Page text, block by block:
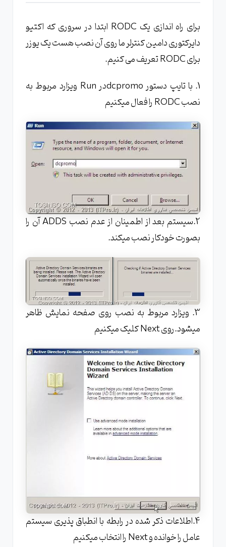
برای راه اندازی یک RODC ابتدا در سروری که اکتیو
دایرکتوری دامین کنترلر ما روی آن نصب هست یک یوزر
برای RODC تعریف می کنیم.
1. با تایپ دستور dcpromoدر Run ویزارد مربوط به
نصب RODC را فعال میکنیم
2.سیستم بعد از اطمینان از عدم نصب ADDS آن را
بصورت خودکار نصب میکند.
3. ویزارد مربوط به نصب روی صفحه نمایش ظاهر
میشود.روی Next کلیک میکنیم
4.اطلاعات ذکر شده در رابطه با انطباق پذیری سیستم
عامل را خوانده و Next را انتخاب میکنیم